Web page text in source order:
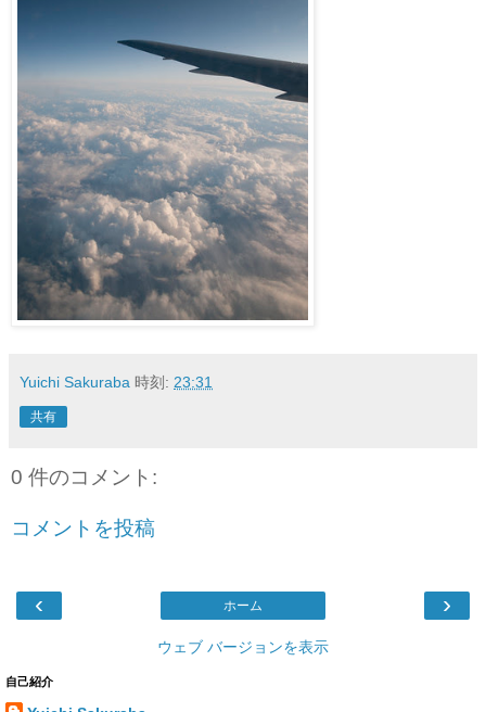
Yuichi Sakuraba 時刻: 23:31
共有
0 件のコメント:
コメントを投稿
‹ ›
ホーム
ウェブ バージョンを表示
自己紹介